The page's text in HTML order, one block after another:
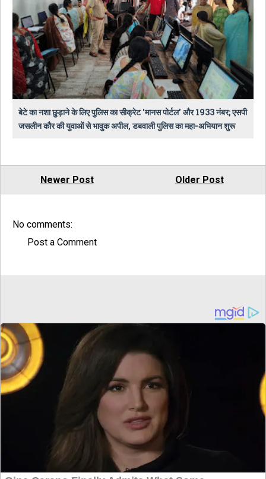
बेटे का नशा छुड़ाने के लिए पुलिस का सीक्रेट 'मानस पोर्टल' और 1933 नंबर; एसपी
जसलीन कौर की युवाओं से भावुक अपील, डबवाली पुलिस का महा-अभियान शुरू
Newer Post Older Post
No comments:
Post a Comment